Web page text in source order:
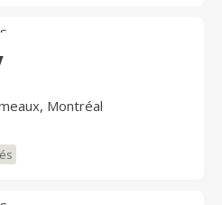
Montréal